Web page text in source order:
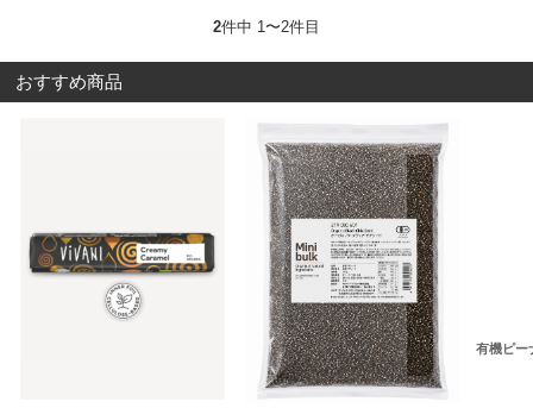
2件中 1〜2件目
おすすめ商品
有機ピー